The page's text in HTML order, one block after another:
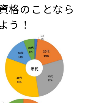
格のことなら
う！